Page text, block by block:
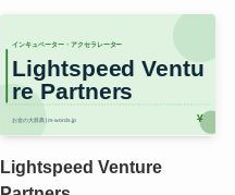
Lightspeed Venture